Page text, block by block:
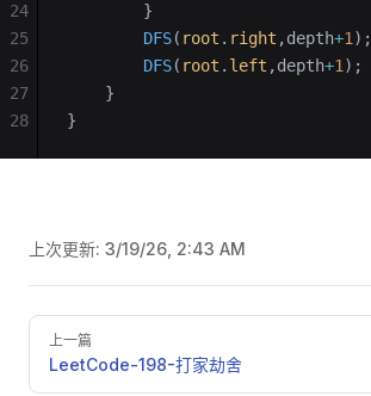
        }
        DFS
( root . right ,depth+1 );
        DFS
( root . left ,depth+1 );
    }
}
24
25
26
27
28
上次更新: 3/19/26, 2:43 AM
Pager
上一篇
LeetCode-198-打家劫舍